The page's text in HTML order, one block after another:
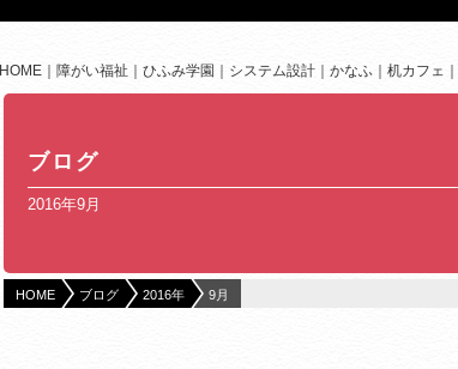
HOME 障がい福祉 ひふみ学園 システム設計 かなふ 机カフェ
ブログ
2016年9月
HOME ブログ 2016年 9月